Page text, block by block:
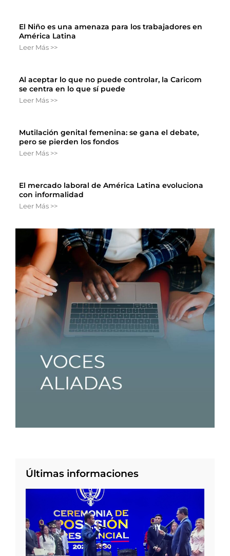
El Niño es una amenaza para los trabajadores en
América Latina
Leer Más >>
Al aceptar lo que no puede controlar, la Caricom
se centra en lo que sí puede
Leer Más >>
Mutilación genital femenina: se gana el debate,
pero se pierden los fondos
Leer Más >>
El mercado laboral de América Latina evoluciona
con informalidad
Leer Más >>
Últimas informaciones